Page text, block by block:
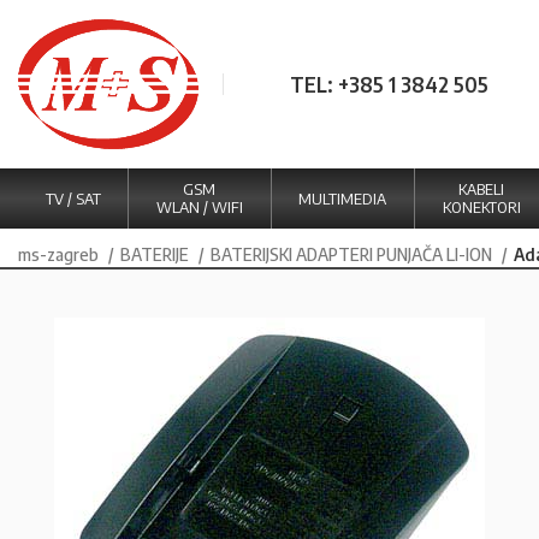
TEL: +385 1 3842 505
TV / SAT
GSM
WLAN / WIFI
MULTIMEDIA
KABELI
KONEKTORI
ms-zagreb BATERIJE BATERIJSKI ADAPTERI PUNJAČA LI-ION